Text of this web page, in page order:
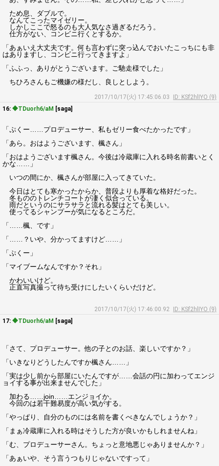
ため息、ダブルで。
なんてこったマイゼリー。
しかしここで怒るのも大人気なさ過ぎるだろう。
仕方がない、コンビニ行くとするか。
「あぁいえ大丈夫です。何も言わずに突っ込んでおいたこっちにも非
はありますし、コンビニ行ってきますよ」
「ふふっ、ありがとうございます。ご馳走様でした」
ちひろさんもご機嫌の様だし、良しとしよう。
2017/10/17(火) 17:45:06.03
ID: KSf2hlIYO (9)
16: ◆TDuorh6/aM [saga]
「ぷくー……プロデューサー、私もゼリー食べたかったです」
「あら。おはようございます、楓さん」
「おはようございます楓さん。今後は冷蔵庫に入れる時名前書いとく
かな……」
いつの間にか、楓さんが部屋に入ってきていた。
今日はとても寒かったからか、普段よりも厚着な格好だった。
冬もののトレンチコートが凄く似合っている。
雨だというのにサラサラと流れる髪はとても美しい。
使ってるシャンプーが気になるところだ。
「……楓、です」
「……？いや、分かってますけど……」
「ぷくー」
「マイブームなんですか？それ」
かわいいけど。
正直写真撮って待ち受けにしたいくらいだけど。
2017/10/17(火) 17:46:00.92
ID: KSf2hlIYO (9)
17: ◆TDuorh6/aM [saga]
「さて、プロデューサー。他の子とのお話、楽しいですか？」
「いきなりどうしたんですか楓さん……」
「実は少し前から部屋にいたんですが……会話の円に加わってエンジ
ョイする事が出来ませんでした」
加わる……join……エンジョイか。
今回のは若干難易度が高い気がする。
「やっぱり、自分のものには名前を書くべきなんでしょうか？」
「まぁ冷蔵庫に入れる時はそうした方が良いかもしれませんね」
「む、プロデューサーさん。ちょっと意地悪じゃありませんか？」
「あぁいや、そう言うつもりじゃないですって」